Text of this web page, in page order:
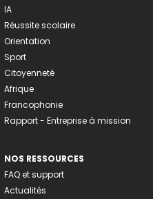
IA
Réussite scolaire
Orientation
Sport
Citoyenneté
Afrique
Francophonie
Rapport - Entreprise à mission
NOS RESSOURCES
FAQ et support
Actualités